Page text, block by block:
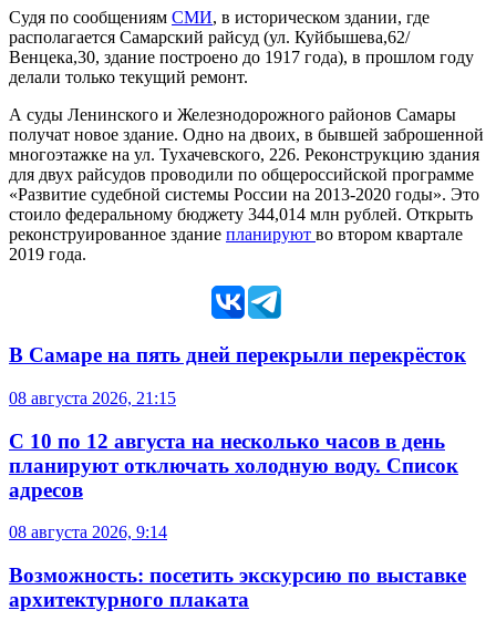
Судя по сообщениям СМИ, в историческом здании, где
располагается Самарский райсуд (ул. Куйбышева,62/
Венцека,30, здание построено до 1917 года), в прошлом году
делали только текущий ремонт.
А суды Ленинского и Железнодорожного районов Самары
получат новое здание. Одно на двоих, в бывшей заброшенной
многоэтажке на ул. Тухачевского, 226. Реконструкцию здания
для двух райсудов проводили по общероссийской программе
«Развитие судебной системы России на 2013-2020 годы». Это
стоило федеральному бюджету 344,014 млн рублей. Открыть
реконструированное здание планируют во втором квартале
2019 года.
В Самаре на пять дней перекрыли перекрёсток
08 августа 2026, 21:15
С 10 по 12 августа на несколько часов в день
планируют отключать холодную воду. Список
адресов
08 августа 2026, 9:14
Возможность: посетить экскурсию по выставке
архитектурного плаката